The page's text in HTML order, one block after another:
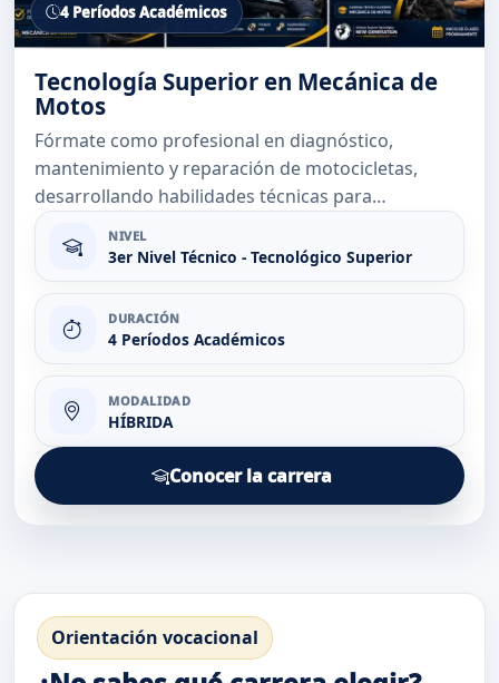
4 Períodos Académicos
Tecnología Superior en Mecánica de
Motos
Fórmate como profesional en diagnóstico,
mantenimiento y reparación de motocicletas,
desarrollando habilidades técnicas para
responder a las necesidades del sector
automotriz.
NIVEL
3er Nivel Técnico - Tecnológico Superior
DURACIÓN
4 Períodos Académicos
MODALIDAD
HÍBRIDA
Conocer la carrera
Orientación vocacional